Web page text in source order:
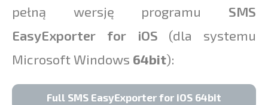
pełną wersję programu SMS
EasyExporter for iOS (dla systemu
Microsoft Windows 64bit):
Full SMS EasyExporter for iOS 64bit